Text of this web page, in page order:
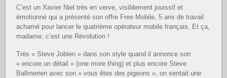
C’est un Xavier Niel très en verve, visiblement jouissif et
émotionné qui a présenté son offre Free Mobile, 5 ans de travail
acharné pour lancer le quatrième opérateur mobile français. Et ça,
madame, c’est une Révolution !
Très « Steve Jobien » dans son style quand il annonce son
« encore un détail » (one more thing) et plus encore Steve
Ballmerien avec son « vous êtes des pigeons », on sentait une